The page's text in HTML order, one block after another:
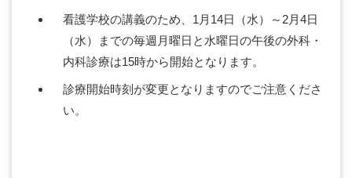
看護学校の講義のため、1月14日（水）～2月4日
（水）までの毎週月曜日と水曜日の午後の外科・
内科診療は15時から開始となります。
診療開始時刻が変更となりますのでご注意くださ
い。